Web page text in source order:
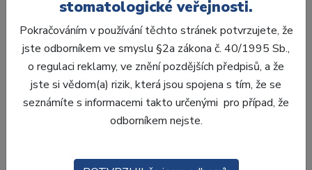
stomatologické veřejnosti.
Pokračováním v používání těchto stránek potvrzujete, že
jste odborníkem ve smyslu §2a zákona č. 40/1995 Sb.,
o regulaci reklamy, ve znění pozdějších předpisů, a že
jste si vědom(a) rizik, která jsou spojena s tím, že se
seznámíte s informacemi takto určenými pro případ, že
odborníkem nejste.